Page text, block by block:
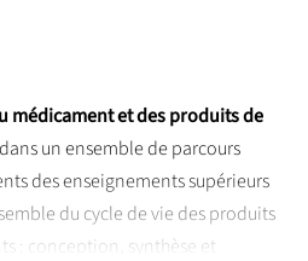
médicament et des produits de
un ensemble de parcours
des enseignements supérieurs
du cycle de vie des produits
: conception, synthèse et